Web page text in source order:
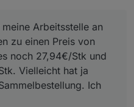
Arbeitsstelle an
zu einen Preis von
noch 27,94€/Stk und
Vielleicht hat ja
Ich